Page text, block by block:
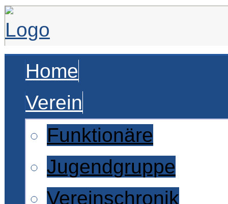
Home
Verein
Funktionäre
Jugendgruppe
Vereinschronik